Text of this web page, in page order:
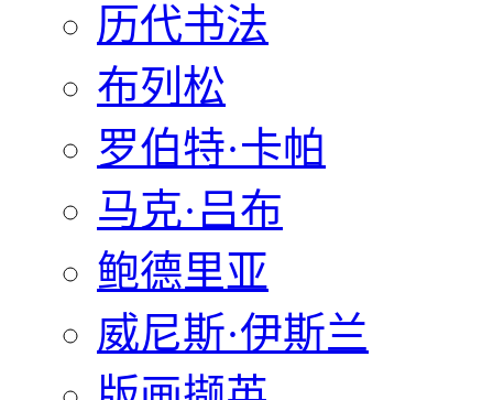
历代书法
布列松
罗伯特·卡帕
马克·吕布
鲍德里亚
威尼斯·伊斯兰